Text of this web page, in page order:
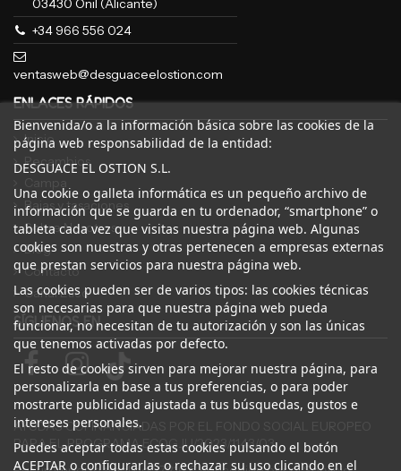
03430 Onil (Alicante)
+34 966 556 024
ventasweb@desguaceelostion.com
ENLACES RÁPIDOS
Inicio
Recambios
Bajas y tasaciones
Sobre Nosotros
Blog
Contacto
Canal Ético
Bienvenida/o a la información básica sobre las cookies de la
página web responsabilidad de la entidad:
DESGUACE EL OSTION S.L.
Una cookie o galleta informática es un pequeño archivo de
información que se guarda en tu ordenador, “smartphone” o
tableta cada vez que visitas nuestra página web. Algunas
cookies son nuestras y otras pertenecen a empresas externas
que prestan servicios para nuestra página web.
Las cookies pueden ser de varios tipos: las cookies técnicas
son necesarias para que nuestra página web pueda
funcionar, no necesitan de tu autorización y son las únicas
que tenemos activadas por defecto.
El resto de cookies sirven para mejorar nuestra página, para
personalizarla en base a tus preferencias, o para poder
mostrarte publicidad ajustada a tus búsquedas, gustos e
intereses personales.
Puedes aceptar todas estas cookies pulsando el botón
ACEPTAR o configurarlas o rechazar su uso clicando en el
SÍGUENOS EN
AYUDAS COFINANCIADAS POR EL FONDO SOCIAL EUROPEO
PARA EL PROGRAMA ECOGJU/2023/1143/03